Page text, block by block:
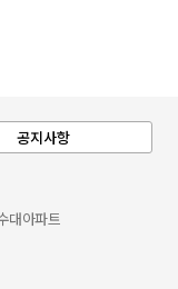
공지사항
대아파트